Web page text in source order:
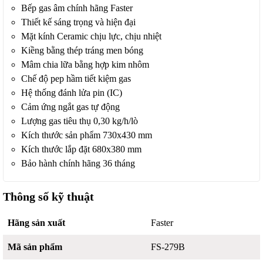
Bếp gas âm chính hãng Faster
Thiết kế sáng trọng và hiện đại
Mặt kính Ceramic chịu lực, chịu nhiệt
Kiềng bằng thép tráng men bóng
Mâm chia lữa bằng hợp kim nhôm
Chế độ pep hầm tiết kiệm gas
Hệ thống đánh lửa pin (IC)
Cảm ứng ngắt gas tự động
Lượng gas tiêu thụ 0,30 kg/h/lò
Kích thước sản phẩm 730x430 mm
Kích thước lắp đặt 680x380 mm
Bảo hành chính hãng 36 tháng
Thông số kỹ thuật
Hãng sản xuất Faster
Mã sản phẩm FS-279B